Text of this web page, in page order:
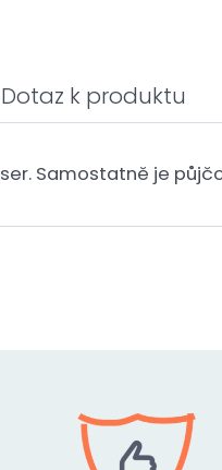
Dotaz k produktu
Samostatně je